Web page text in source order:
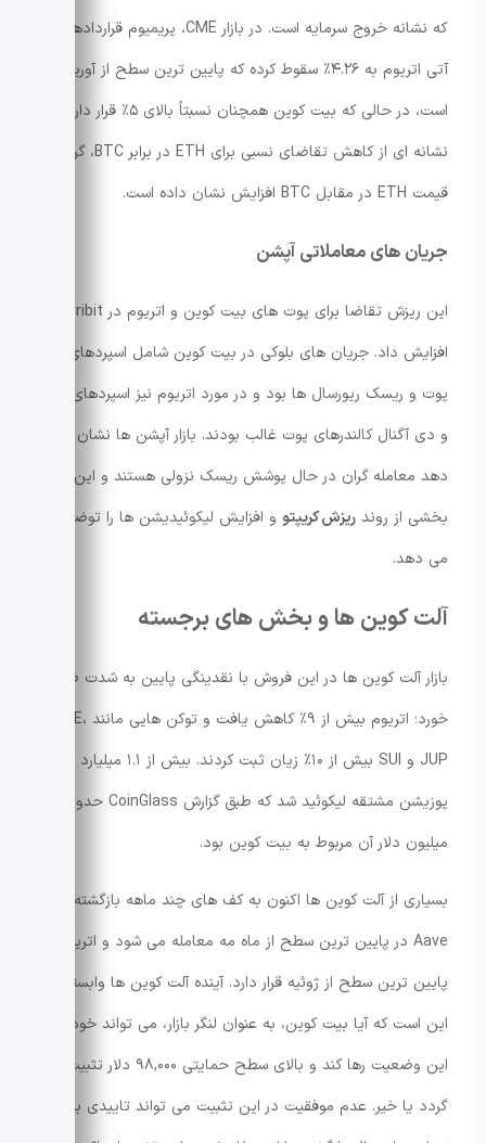
که نشانه خروج سرمایه است. در بازار CME، پریمیوم قراردادهای
آتی اتریوم به ۴.۲۶٪ سقوط کرده که پایین ترین سطح از آوریل
است، در حالی که بیت کوین همچنان نسبتاً بالای ۵٪ قرار دارد؛
نشانه ای از کاهش تقاضای نسبی برای ETH در برابر BTC، گرچه
قیمت ETH در مقابل BTC افزایش نشان داده است.
جریان های معاملاتی آپشن
افزایش داد. جریان های بلوکی در بیت کوین شامل اسپردهای
پوت و ریسک ریورسال ها بود و در مورد اتریوم نیز اسپردهای پوت
و دی آگنال کالندرهای پوت غالب بودند. بازار آپشن ها نشان می
دهد معامله گران در حال پوشش ریسک نزولی هستند و این هم
بخشی از روند ریزش کریپتو و افزایش لیکوئیدیشن ها را توضیح
می دهد.
آلت کوین ها و بخش های برجسته
بازار آلت کوین ها در این فروش با نقدینگی پایین به شدت ضربه
خورد؛ اتریوم بیش از ۹٪ کاهش یافت و توکن هایی مانند AAVE،
JUP و SUI بیش از ۱۰٪ زیان ثبت کردند. بیش از ۱.۱ میلیارد دلار
میلیون دلار آن مربوط به بیت کوین بود.
بسیاری از آلت کوین ها اکنون به کف های چند ماهه بازگشته اند؛
Aave در پایین ترین سطح از ماه مه معامله می شود و اتریوم در
پایین ترین سطح از ژوئیه قرار دارد. آینده آلت کوین ها وابسته به
این است که آیا بیت کوین، به عنوان لنگر بازار، می تواند خود را از
این وضعیت رها کند و بالای سطح حمایتی ۹۸,۰۰۰ دلار تثبیت
گردد یا خیر. عدم موفقیت در این تثبیت می تواند تاییدی بر روند